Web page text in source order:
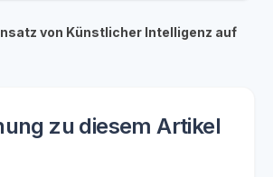
von Künstlicher Intelligenz auf
zu diesem Artikel